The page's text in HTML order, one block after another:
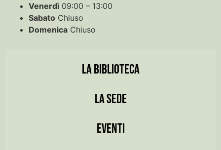
Venerdì 09:00 – 13:00
Sabato Chiuso
Domenica Chiuso
LA BIBLIOTECA
LA SEDE
EVENTI